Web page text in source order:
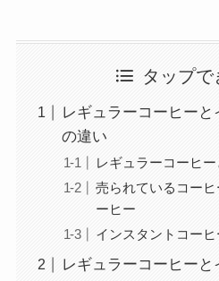
タップで
レギュラーコーヒー
の違い
レギュラーコーヒー
売られているコー
ーヒー
インスタントコーヒ
レギュラーコーヒー